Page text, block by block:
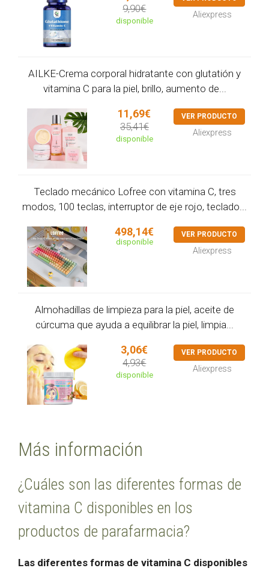
9,90€
disponible
Aliexpress
AILKE-Crema corporal hidratante con glutatión y
vitamina C para la piel, brillo, aumento de...
11,69€
35,41€
disponible
VER PRODUCTO
Aliexpress
Teclado mecánico Lofree con vitamina C, tres
modos, 100 teclas, interruptor de eje rojo, teclado...
498,14€
disponible
VER PRODUCTO
Aliexpress
Almohadillas de limpieza para la piel, aceite de
cúrcuma que ayuda a equilibrar la piel, limpia...
3,06€
4,93€
disponible
VER PRODUCTO
Aliexpress
Más información
¿Cuáles son las diferentes formas de
vitamina C disponibles en los
productos de parafarmacia?
Las diferentes formas de vitamina C disponibles